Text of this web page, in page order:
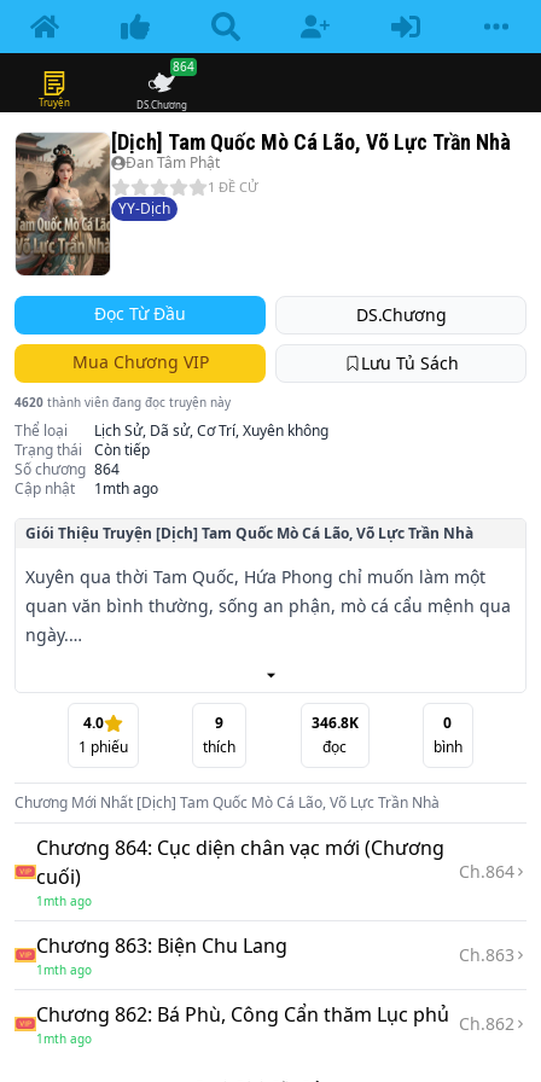
Truyện DS.Chương
864
[Dịch] Tam Quốc Mò Cá Lão, Võ Lực Trần Nhà
Đan Tâm Phật
1 ĐỀ CỬ
YY-Dịch
Đọc Từ Đầu DS.Chương
Mua Chương VIP Lưu Tủ Sách
4620 thành viên đang đọc truyện này
Thể loại
Lịch Sử, Dã sử, Cơ Trí, Xuyên không
Trạng thái
Còn tiếp
Số chương 864
Cập nhật
1mth ago
Giói Thiệu Truyện [Dịch] Tam Quốc Mò Cá Lão, Võ Lực Trần Nhà
Xuyên qua thời Tam Quốc, Hứa Phong chỉ muốn làm một
quan văn bình thường, sống an phận, mò cá cẩu mệnh qua
ngày.
hắn mỗi ngày đều phải mạnh lên.
Một tay vác cờ nha môn, dọa cho chư tướng doanh Tào hồn
vía lên mây;
Thuận miệng bàn luận thiên hạ, khiến người nghe kinh hãi
như gặp Thiên Nhân.
Tào Tháo cảm thán:
“Tiên sinh quả thật là Tiêu Hà của ta!”
Hứa Phong bất đắc dĩ đáp:
“Chúa công, ta chỉ muốn quản lương thảo thôi mà……”
4.0
1 phiếu
9
thích
346.8K
đọc
0
bình
Chương Mới Nhất [Dịch] Tam Quốc Mò Cá Lão, Võ Lực Trần Nhà
Chương 864: Cục diện chân vạc mới (Chương
cuối)
1mth ago
Ch.864
Chương 863: Biện Chu Lang
1mth ago
Ch.863
Chương 862: Bá Phù, Công Cẩn thăm Lục phủ
1mth ago
Ch.862